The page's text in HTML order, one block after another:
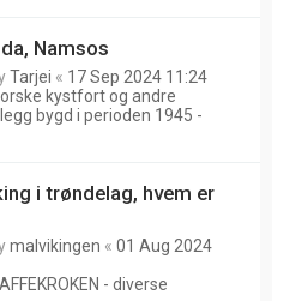
Namsos
Tarjei « 17 Sep 2024 11:24
kystfort og andre
bygd i perioden 1945 -
i trøndelag, hvem er
malvikingen « 01 Aug 2024
- diverse